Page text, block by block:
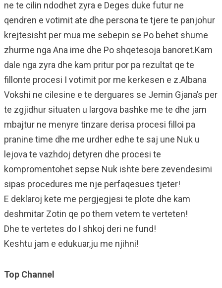
ne te cilin ndodhet zyra e Deges duke futur ne
qendren e votimit ate dhe persona te tjere te panjohur
krejtesisht per mua me sebepin se Po behet shume
zhurme nga Ana ime dhe Po shqetesoja banoret.Kam
dale nga zyra dhe kam pritur por pa rezultat qe te
fillonte procesi I votimit por me kerkesen e z.Albana
Vokshi ne cilesine e te derguares se Jemin Gjana’s per
te zgjidhur situaten u largova bashke me te dhe jam
mbajtur ne menyre tinzare derisa procesi filloi pa
pranine time dhe me urdher edhe te saj une Nuk u
lejova te vazhdoj detyren dhe procesi te
kompromentohet sepse Nuk ishte bere zevendesimi
sipas procedures me nje perfaqesues tjeter!
E deklaroj kete me pergjegjesi te plote dhe kam
deshmitar Zotin qe po them vetem te verteten!
Dhe te vertetes do I shkoj deri ne fund!
Keshtu jam e edukuar,ju me njihni!
Top Channel